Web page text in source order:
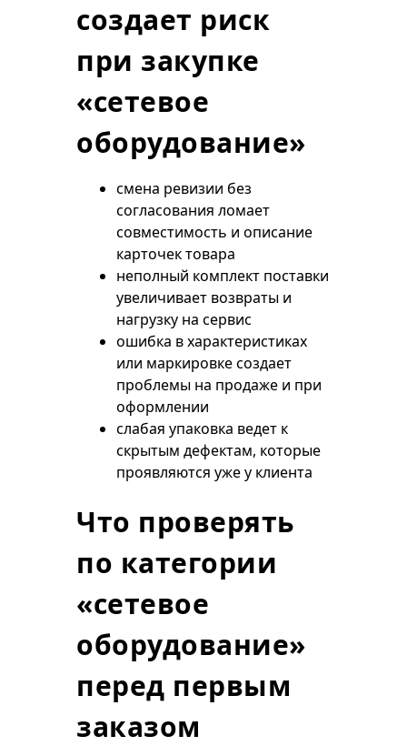
создает риск
при закупке
«сетевое
оборудование»
смена ревизии без
согласования ломает
совместимость и описание
карточек товара
неполный комплект поставки
увеличивает возвраты и
нагрузку на сервис
ошибка в характеристиках
или маркировке создает
проблемы на продаже и при
оформлении
слабая упаковка ведет к
скрытым дефектам, которые
проявляются уже у клиента
Что проверять
по категории
«сетевое
оборудование»
перед первым
заказом